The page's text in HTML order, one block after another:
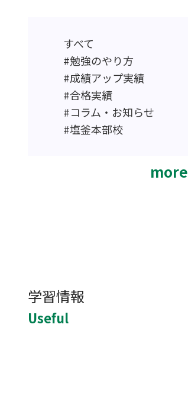
すべて
勉強のやり方
成績アップ実績
合格実績
コラム・お知らせ
塩釜本部校
more
学習情報
Useful